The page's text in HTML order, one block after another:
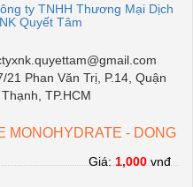
ty TNHH Thương Mại Dịch
Quyết Tâm
21 Phan Văn Trị, P.14, Quận
TP.HCM
- DONG
Giá: 1,000 vnđ